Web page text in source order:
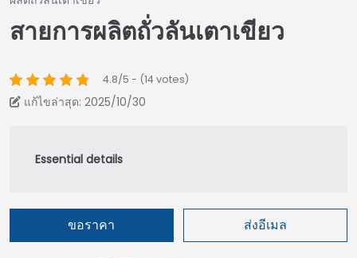
สายการผลิตถั่วลันเตาเขียว
4.8/5 - (14 votes)
แก้ไขล่าสุด: 2025/10/30
ขอราคา ส่งอีเมล